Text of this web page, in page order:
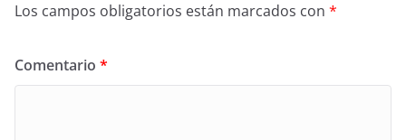
Los campos obligatorios están marcados con *
Comentario *